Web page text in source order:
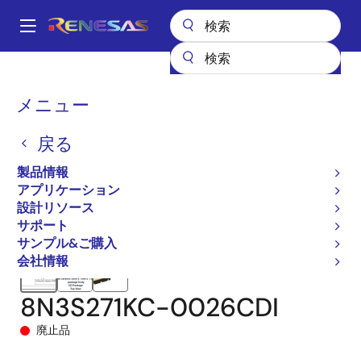
ン
Main
メニュー
戻る
製品情報
アプリケーション
設計リソース
サポート
サンプル&ご購入
会社情報
パ
く
ず
クロックとタイミング 水晶発振器
8N3S271
8N3S271KC-0026CDI
廃止品